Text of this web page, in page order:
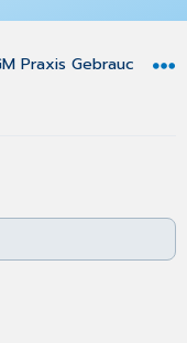
hierarchy
Praxis